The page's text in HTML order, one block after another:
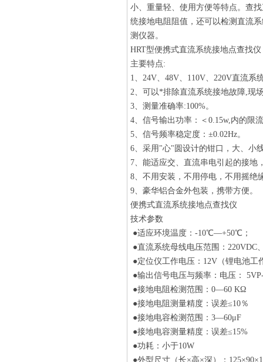
小、重量轻、使用方便等特点。查
统接地电阻阻值，还可以检测直流
测仪器。
HRT型便携式直流系统接地点查找仪
主要特点:
1、24V、48V、110V、220V直流系
2、可以*排除直流系统接地故障,现
3、测量准确率:100%。
4、信号输出功率：＜0.15w,内的限
5、信号频率稳定度：±0.02Hz。
6、采用"心"圆设计的钳口，大、小
7、能适应交、直流串电引起的接地
8、不用安装，不用停电，不用摇绝
9、豪华铝合金外包装，携带方便。
便携式直流系统接地点查找仪
技术参数
●适应环境温度：-10℃—+50℃；
●直流系统母线电压范围：220VDC
●定位仪工作电压：12V（锂电池工
●输出信号电压与频率：电压：
●接地电阻检测范围：0—60 KΩ
●接地电阻测量精度：误差≤10％
●接地电容检测范围：3—60μF
●接地电容测量精度：误差≤15%
●功耗：小于10W
●外型尺寸（长×高×深）：